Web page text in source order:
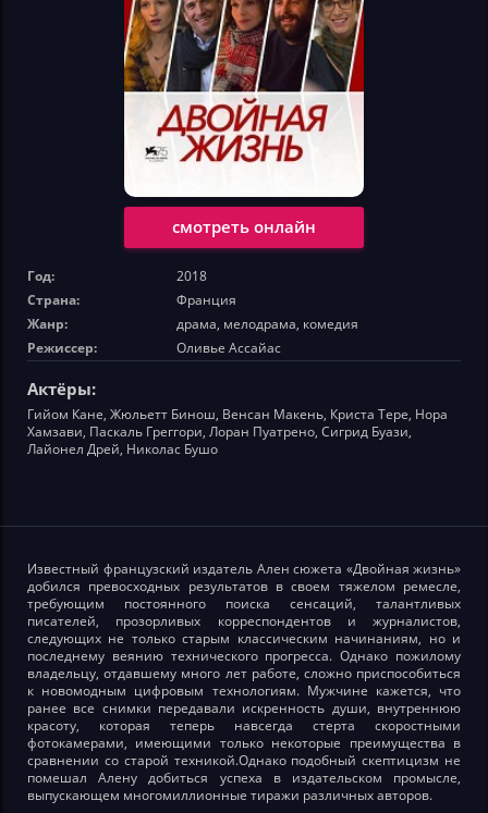
смотреть онлайн
Год:
2018
Страна:
Франция
Жанр:
драма, мелодрама, комедия
Режиссер:
Оливье Ассайас
Актёры:
Гийом Кане, Жюльетт Бинош, Венсан Макень, Криста Тере, Нора
Хамзави, Паскаль Греггори, Лоран Пуатрено, Сигрид Буази,
Лайонел Дрей, Николас Бушо
Известный французский издатель Ален сюжета «Двойная жизнь»
добился превосходных результатов в своем тяжелом ремесле,
требующим постоянного поиска сенсаций, талантливых
писателей, прозорливых корреспондентов и журналистов,
следующих не только старым классическим начинаниям, но и
последнему веянию технического прогресса. Однако пожилому
владельцу, отдавшему много лет работе, сложно приспособиться
к новомодным цифровым технологиям. Мужчине кажется, что
ранее все снимки передавали искренность души, внутреннюю
красоту, которая теперь навсегда стерта скоростными
фотокамерами, имеющими только некоторые преимущества в
сравнении со старой техникой.Однако подобный скептицизм не
помешал Алену добиться успеха в издательском промысле,
выпускающем многомиллионные тиражи различных авторов.